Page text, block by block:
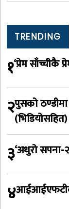
TRENDING
१‘प्रेम साँच्चीकै
२पुसको
(भिडियोसहित)
३‘अधुरो सपना-
४आईआईएफटीका